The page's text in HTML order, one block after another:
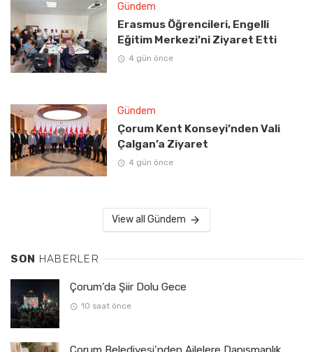
Gündem
Erasmus Öğrencileri, Engelli
Eğitim Merkezi’ni Ziyaret Etti
4 gün önce
Gündem
Çorum Kent Konseyi’nden Vali
Çalgan’a Ziyaret
4 gün önce
View all Gündem
SON HABERLER
Çorum’da Şiir Dolu Gece
10 saat önce